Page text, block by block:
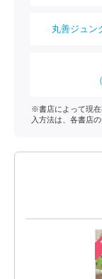
丸善ジュン
※書店によって現在
入方法は、各書店